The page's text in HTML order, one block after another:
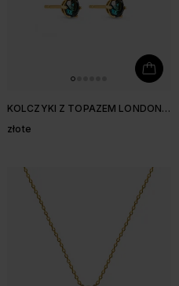
KOLCZYKI Z TOPAZEM LONDON
złote